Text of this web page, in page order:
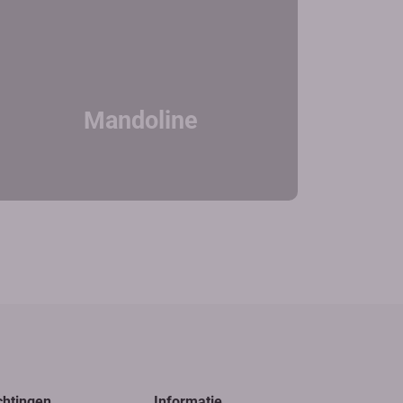
Mandoline